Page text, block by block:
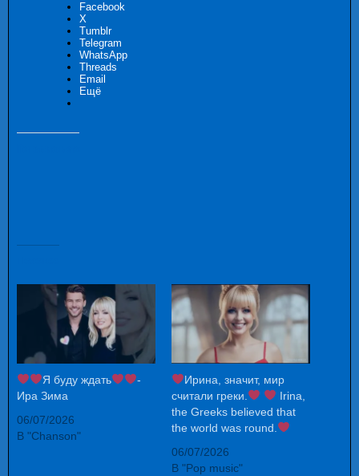
Facebook
X
Tumblr
Telegram
WhatsApp
Threads
Email
Ещё
Я буду ждать
-
Ира Зима
06/07/2026
В "Chanson"
Ирина, значит, мир
считали греки.
Irina,
the Greeks believed that
the world was round.
06/07/2026
В "Pop music"